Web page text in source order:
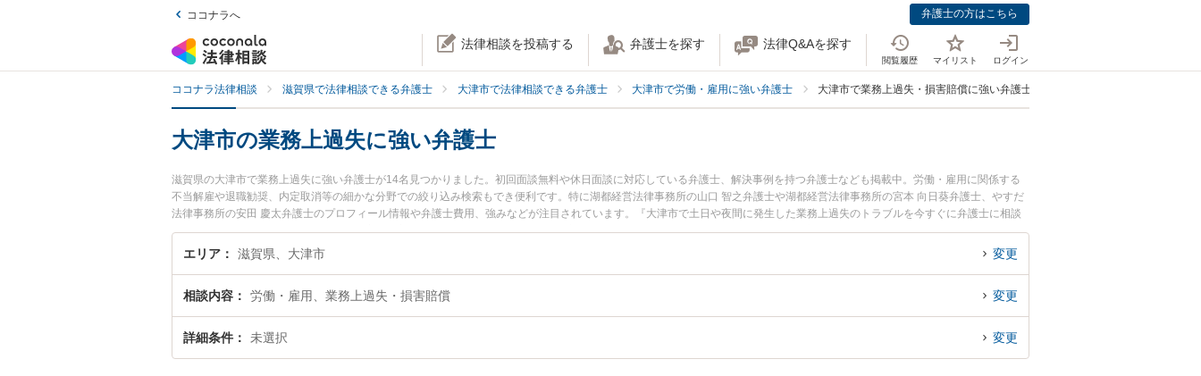
ココナラへ 弁護士の方はこちら
法律相談を投稿する 弁護士を探す 法律Q&Aを探す
閲覧履歴 マイリスト ログイン
ココナラ法律相談 滋賀県で法律相談できる弁護士 大津市で法律相談できる弁護士 大津市で労働・雇用に強い弁護士 大津市で業務上過失・損害賠償に強い弁護士
大津市の業務上過失に強い弁護士
滋賀県の大津市で業務上過失に強い弁護士が14名見つかりました。初回面談無料や休日面談に対応している弁護士、解決事例を持つ弁護士なども掲載中。労働・雇用に関係する
不当解雇や退職勧奨、内定取消等の細かな分野での絞り込み検索もでき便利です。特に湖都経営法律事務所の山口 智之弁護士や湖都経営法律事務所の宮本 向日葵弁護士、やすだ
法律事務所の安田 慶太弁護士のプロフィール情報や弁護士費用、強みなどが注目されています。『大津市で土日や夜間に発生した業務上過失のトラブルを今すぐに弁護士に相談
したい』『業務上過失のトラブル解決の実績豊富な近くの弁護士を検索したい』『初回相談無料で業務上過失を法律相談できる大津市内の弁護士に相談予約したい』などでお困り
の相談者さんにおすすめです。
エリア 滋賀県、大津市 変更
相談内容 労働・雇用、業務上過失・損害賠償 変更
詳細条件 未選択 変更